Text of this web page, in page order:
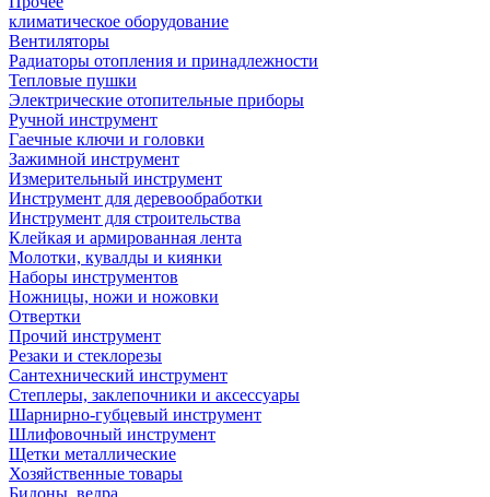
климатическое оборудование
Вентиляторы
Радиаторы отопления и принадлежности
Тепловые пушки
Электрические отопительные приборы
Ручной инструмент
Гаечные ключи и головки
Зажимной инструмент
Измерительный инструмент
Инструмент для деревообработки
Инструмент для строительства
Клейкая и армированная лента
Молотки, кувалды и киянки
Наборы инструментов
Ножницы, ножи и ножовки
Отвертки
Прочий инструмент
Резаки и стеклорезы
Сантехнический инструмент
Степлеры, заклепочники и аксессуары
Шарнирно-губцевый инструмент
Шлифовочный инструмент
Щетки металлические
Хозяйственные товары
Бидоны, ведра